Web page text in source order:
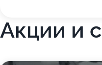
Акции и